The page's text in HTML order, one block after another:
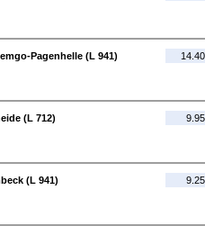
Pagenhelle (L 941)
(L 712)
(L 941)